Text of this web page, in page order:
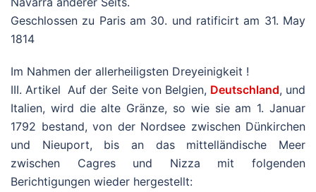
Geschlossen zu Paris am 30. und ratificirt am 31. May
1814
Im Nahmen der allerheiligsten Dreyeinigkeit !
III. Artikel Auf der Seite von Belgien, Deutschland, und
Italien, wird die alte Gränze, so wie sie am 1. Januar
1792 bestand, von der Nordsee zwischen Dünkirchen
und Nieuport, bis an das mittelländische Meer
zwischen Cagres und Nizza mit folgenden
Berichtigungen wieder hergestellt: